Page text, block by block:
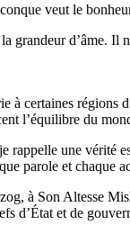
veut le
d’âme.
certaines
l’équilibre du
une vérité
parole et chaque
à Son Altesse
d’État et de